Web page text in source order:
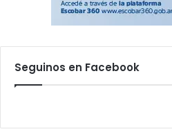
Seguinos en Facebook